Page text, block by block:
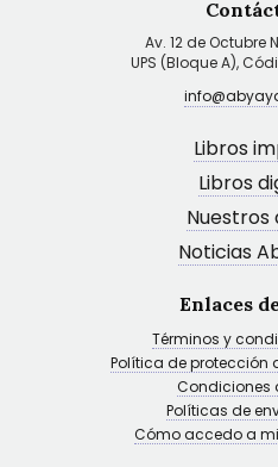
Av. 12 de Octubre
UPS (Bloque A),
Libros
Libros
Nuestros
Noticias
Enlaces
Términos y
Política de protección
Condiciones
Políticas de
Cómo accedo a